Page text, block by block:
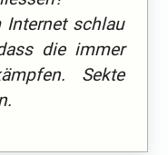
schlau
die immer
Sekte